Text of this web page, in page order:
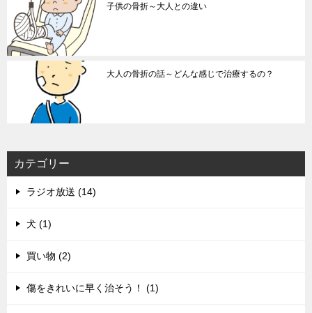
子供の骨折～大人との違い
大人の骨折の話～どんな感じで治療するの？
カテゴリー
ラジオ放送 (14)
犬 (1)
買い物 (2)
傷をきれいに早く治そう！ (1)